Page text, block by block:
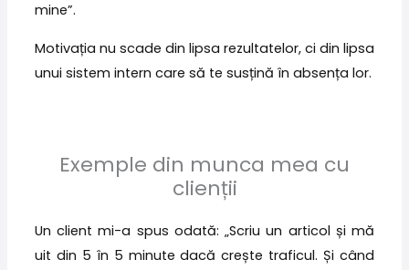
mine”.
Motivația nu scade din lipsa rezultatelor, ci din lipsa
unui sistem intern care să te susțină în absența lor.
Exemple din munca mea cu
clienții
Un client mi-a spus odată: „Scriu un articol și mă
uit din 5 în 5 minute dacă crește traficul. Și când